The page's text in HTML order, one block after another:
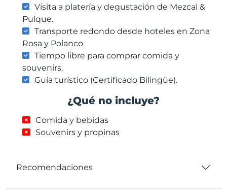
Visita a platería y degustación de Mezcal &
Pulque.
Transporte redondo desde hoteles en Zona
Rosa y Polanco
Tiempo libre para comprar comida y
souvenirs.
Guía turístico (Certificado Bilingüe).
¿Qué no incluye?
Comida y bebidas
Souvenirs y propinas
Recomendaciones